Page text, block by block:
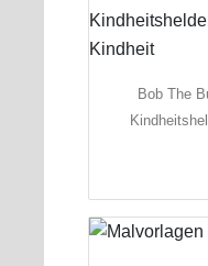
Bob The